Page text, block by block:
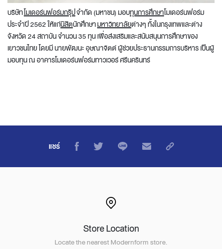
บริษัทโมเดอร์นฟอร์มกรุ๊ปจำกัด (มหาชน) มอบทุนการศึกษาโมเดอร์นฟอร์ม
ประจำปี 2562 ให้แก่นิสิตนักศึกษามหาวิทยาลัยต่างๆ ทั้งในกรุงเทพและต่าง
จังหวัด 24 สถาบัน จำนวน 35 ทุน เพื่อส่งเสริมและสนับสนุนการศึกษาของ
เยาวชนไทย โดยมี นายพัฒนะ อุษณาจิตต์ ผู้ช่วยประธานกรรมการบริหาร เป็นผู้
มอบทุน ณ อาคารโมเดอร์นฟอร์มทาวเวอร์ ศรีนครินทร์
แชร์
Store Location
Locate the nearest Modernform store.